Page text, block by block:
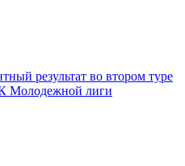
результат во втором туре
Молодежной лиги